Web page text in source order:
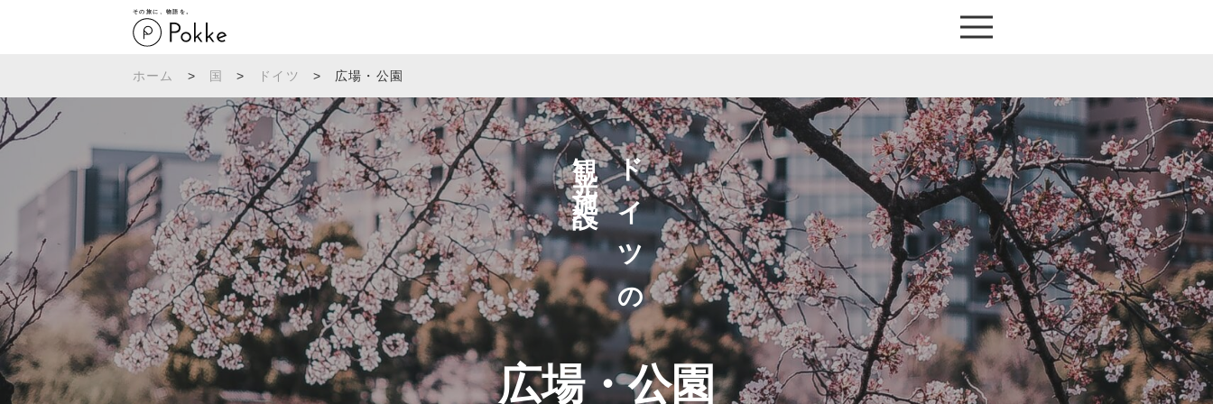
その旅に、物語を。
ホーム > 国 > ドイツ > 広場・公園
ドイツの
観光施設へ
広場・公園